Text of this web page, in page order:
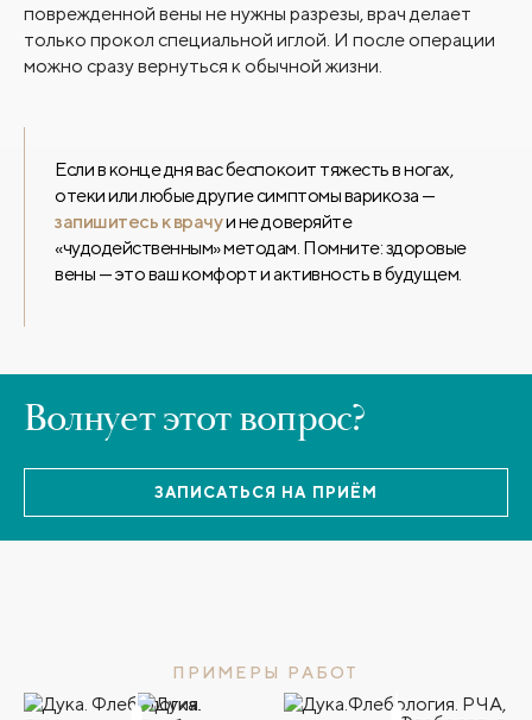
поврежденной вены не нужны разрезы, врач делает
только прокол специальной иглой. И после операции
можно сразу вернуться к обычной жизни.
Если в конце дня вас беспокоит тяжесть в ногах,
отеки или любые другие симптомы варикоза —
запишитесь к врачуи не доверяйте
«чудодейственным» методам. Помните: здоровые
вены — это ваш комфорт и активность в будущем.
Волнует этот вопрос?
ЗАПИСАТЬСЯ НА ПРИЁМ
ПРИМЕРЫ РАБОТ